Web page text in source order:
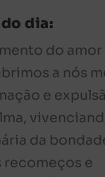
dia:
do amor
a nós
e
da
recomeços e